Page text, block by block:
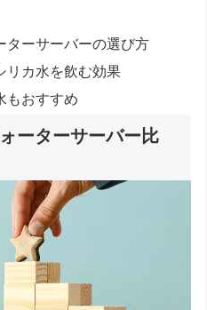
ターサーバーの選び方
リカ水を飲む効果
もおすすめ
ーターサーバー比